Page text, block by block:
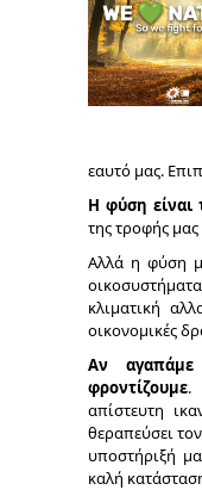
εαυτό μας.
Η φύση είναι
της τροφής μας
Αλλά η φύση
κλιματική
οικονομικές
Αν
φροντίζουμε.
απίστευτη
θεραπεύσει
υποστήριξή
καλή